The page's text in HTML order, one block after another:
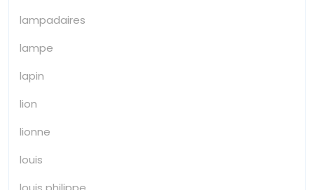
lampadaires
lampe
lapin
lion
lionne
louis